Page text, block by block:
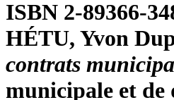
ISBN 2-89366-
HÉTU, Yvon
contrats
municipale et